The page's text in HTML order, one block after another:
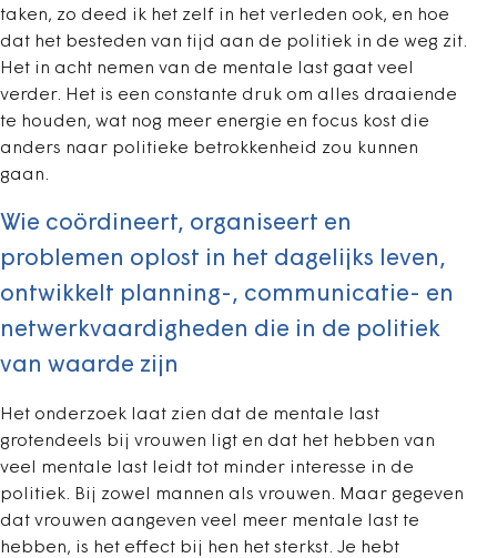
taken, zo deed ik het zelf in het verleden ook, en hoe
dat het besteden van tijd aan de politiek in de weg zit.
Het in acht nemen van de mentale last gaat veel
verder. Het is een constante druk om alles draaiende
te houden, wat nog meer energie en focus kost die
anders naar politieke betrokkenheid zou kunnen
gaan.
Wie coördineert, organiseert en
problemen oplost in het dagelijks leven,
ontwikkelt planning-, communicatie- en
netwerkvaardigheden die in de politiek
van waarde zijn
Het onderzoek laat zien dat de mentale last
grotendeels bij vrouwen ligt en dat het hebben van
veel mentale last leidt tot minder interesse in de
politiek. Bij zowel mannen als vrouwen. Maar gegeven
dat vrouwen aangeven veel meer mentale last te
hebben, is het effect bij hen het sterkst. Je hebt